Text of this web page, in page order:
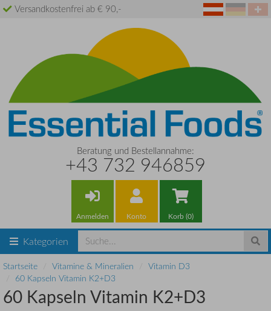
Versandkostenfrei ab € 90,-
Beratung und Bestellannahme:
+43 732 946859
Anmelden Konto Korb (0)
Kategorien
Startseite Vitamine & Mineralien
Vitamin D3
60 Kapseln Vitamin K2+D3
60 Kapseln Vitamin K2+D3